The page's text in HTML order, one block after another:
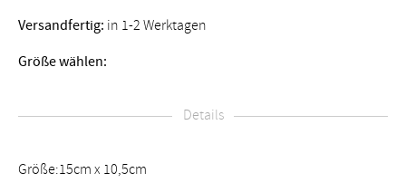
Versandfertig: in 1-2 Werktagen
Größe wählen:
Details
Größe:15cm x 10,5cm